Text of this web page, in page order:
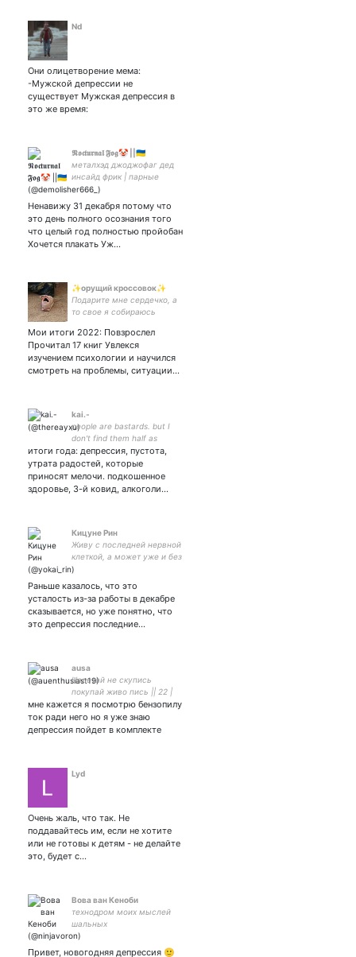
Nd
Они олицетворение мема:
-Мужской депрессии не
существует Мужская депрессия в
это же время:
𝕹𝖔𝖈𝖙𝖚𝖗𝖓𝖆𝖑 𝕱𝖔𝖌🤡 ||🇺🇦
металхэд джоджофаг дед
инсайд фрик | парные
аватарки с
Ненавижу 31 декабря потому что
это день полного осознания того
что целый год полностью пройобан
Хочется плакать Уж…
✨орущий кроссовок✨
Подарите мне сердечко, а
то свое я собираюсь
Мои итоги 2022: Повзрослел
Прочитал 17 книг Увлекся
изучением психологии и научился
смотреть на проблемы, ситуации…
kai.-
people are bastards. but I
don't find them half as
annoying as I find naive
bubble-headed optimists
who walk around vomiting
sunshine. and also I teach
итоги года: депрессия, пустота,
утрата радостей, которые
приносят мелочи. подкошенное
здоровье, 3-й ковид, алкоголи…
Кицуне Рин
Живу с последней нервной
клеткой, а может уже и без
нее, и с бешеными котами
Раньше казалось, что это
усталость из-за работы в декабре
сказывается, но уже понятно, что
это депрессия последние…
ausa
Налетай не скупись
покупай живо пись || 22 |
she/her | do not repost my
works without my permission
мне кажется я посмотрю бензопилу
ток ради него но я уже знаю
депрессия пойдет в комплекте
Lyd
Очень жаль, что так. Не
поддавайтесь им, если не хотите
или не готовы к детям - не делайте
это, будет с…
Вова ван Кеноби
технодром моих мыслей
шальных
Привет, новогодняя депрессия 🙂